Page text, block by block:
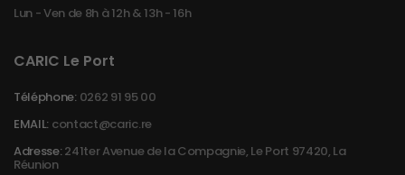
Lun - Ven de 8h à 12h & 13h - 16h
CARIC Le Port
Téléphone: 0262 91 95 00
EMAIL: contact@caric.re
Adresse:241ter Avenue de la Compagnie, Le Port 97420, La
Réunion